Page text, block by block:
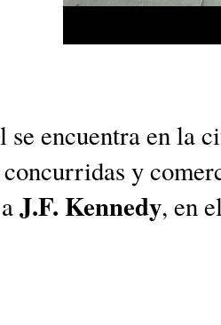
se encuentra en la
concurridas y
J.F. Kennedy, en